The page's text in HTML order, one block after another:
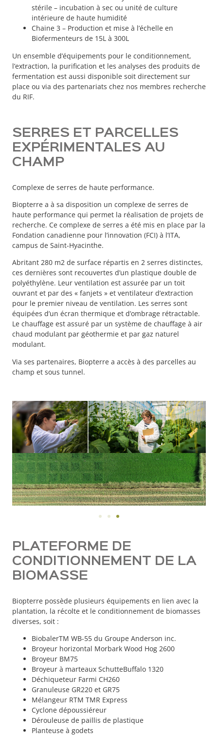
stérile – incubation à sec ou unité de culture
intérieure de haute humidité
Chaine 3 – Production et mise à l’échelle en
Biofermenteurs de 15L à 300L
Un ensemble d’équipements pour le conditionnement,
l’extraction, la purification et les analyses des produits de
fermentation​ est aussi disponible soit directement sur
place ou via des partenariats chez nos membres recherche
du RIF.
SERRES ET PARCELLES
EXPÉRIMENTALES AU
CHAMP
Complexe de serres de haute performance.
Biopterre a à sa disposition un complexe de serres de
haute performance qui permet la réalisation de projets de
recherche. Ce complexe de serres a été mis en place par la
Fondation canadienne pour l’innovation (FCI) à l’ITA,
campus de Saint-Hyacinthe.
Abritant 280 m2 de surface répartis en 2 serres distinctes,
ces dernières sont recouvertes d’un plastique double de
polyéthylène. Leur ventilation est assurée par un toit
ouvrant et par des « fanjets » et ventilateur d’extraction
pour le premier niveau de ventilation. Les serres sont
équipées d’un écran thermique et d’ombrage rétractable.
Le chauffage est assuré par un système de chauffage à air
chaud modulant par géothermie et par gaz naturel
modulant.
Via ses partenaires, Biopterre a accès à des parcelles au
champ et sous tunnel.
PLATEFORME DE
CONDITIONNEMENT DE LA
BIOMASSE
Biopterre possède plusieurs équipements en lien avec la
plantation, la récolte et le conditionnement de biomasses
diverses, soit :
BiobalerTM WB-55 du Groupe Anderson inc.
Broyeur horizontal Morbark Wood Hog 2600
Broyeur BM75
Broyeur à marteaux SchutteBuffalo 1320
Déchiqueteur Farmi CH260
Granuleuse GR220 et GR75
Mélangeur RTM TMR Express
Cyclone dépoussiéreur
Dérouleuse de paillis de plastique
Planteuse à godets